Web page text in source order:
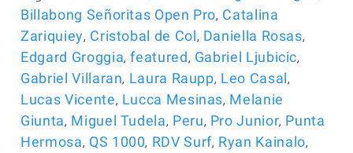
Billabong Señoritas Open Pro, Catalina
Zariquiey, Cristobal de Col, Daniella Rosas,
Edgard Groggia,featured, Gabriel Ljubicic,
Gabriel Villaran, Laura Raupp, Leo Casal,
Lucas Vicente, Lucca Mesinas, Melanie
Giunta, Miguel Tudela, Peru, Pro Junior, Punta
Hermosa, QS 1000, RDV Surf, Ryan Kainalo,